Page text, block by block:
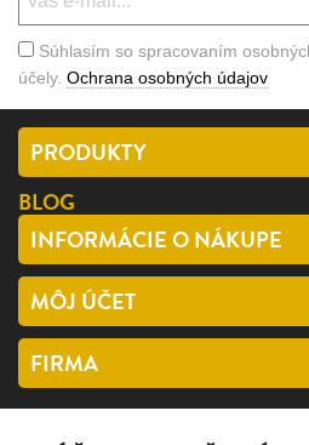
Súhlasím so spracovaním
účely. Ochrana osobných údajov
PRODUKTY
BLOG
INFORMÁCIE O NÁKUPE
MÔJ ÚČET
FIRMA